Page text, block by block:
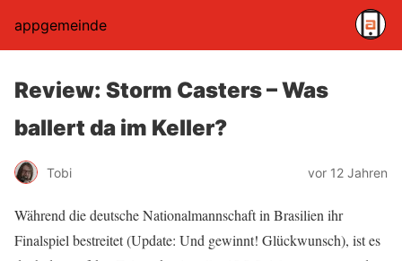
appgemeinde
Review: Storm Casters – Was
ballert da im Keller?
Tobi vor 12 Jahren
Während die deutsche Nationalmannschaft in Brasilien ihr
Finalspiel bestreitet (Update: Und gewinnt! Glückwunsch), ist es